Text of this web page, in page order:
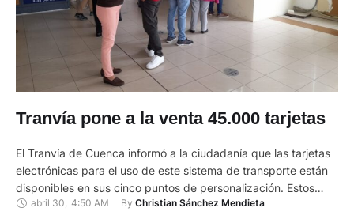
Tranvía pone a la venta 45.000 tarjetas
El Tranvía de Cuenca informó a la ciudadanía que las tarjetas
electrónicas para el uso de este sistema de transporte están
disponibles en sus cinco puntos de personalización. Estos
están ubicados en la Feria Libre (paso deprimido) y en las
abril 30 4:50 AM By Christian Sánchez Mendieta